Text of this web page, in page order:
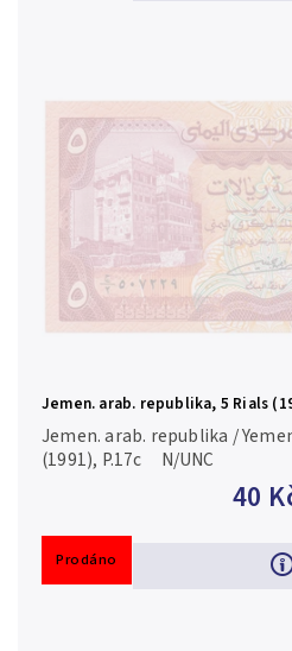
Jemen. arab. republika, 5 Rials
40
Jemen. arab. republika /
(1991), P.17c N/UNC
Prodáno